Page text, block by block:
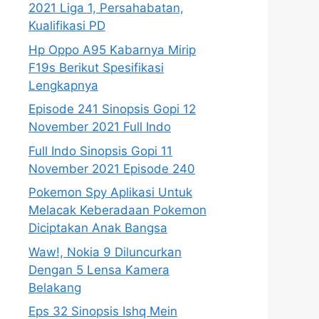
2021 Liga 1, Persahabatan,
Kualifikasi PD
Hp Oppo A95 Kabarnya Mirip
F19s Berikut Spesifikasi
Lengkapnya
Episode 241 Sinopsis Gopi 12
November 2021 Full Indo
Full Indo Sinopsis Gopi 11
November 2021 Episode 240
Pokemon Spy Aplikasi Untuk
Melacak Keberadaan Pokemon
Diciptakan Anak Bangsa
Waw!, Nokia 9 Diluncurkan
Dengan 5 Lensa Kamera
Belakang
Eps 32 Sinopsis Ishq Mein